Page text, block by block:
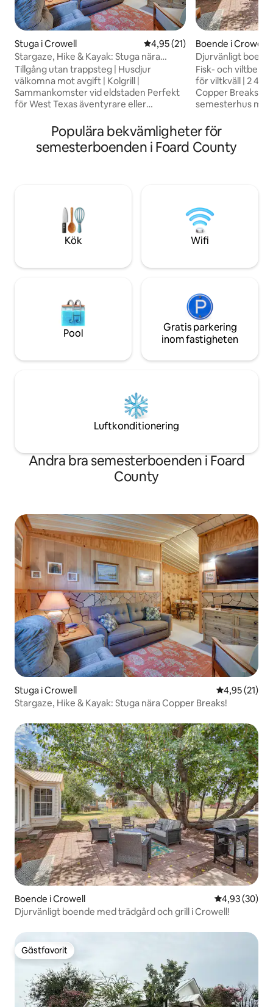
Stuga i Crowell 4,95 av 5 i genomsnittligt
4,95 (21)
Stargaze, Hike & Kayak: Stuga nära
Copper Breaks!
Tillgång utan trappsteg | Husdjur
välkomna mot avgift | Kolgrill |
Sammankomster vid eldstaden Perfekt
för West Texas äventyrare eller
genom, detta 2-bädds, 1-bad Crowell
semesterboende har allt du behöver! Ta
kajakerna till Copper Breaks State Park,
på grillen, streama en film eller titta på
stjärnorna i de tillbakalutade stolarna
Boende i Crowell
Djurvänligt
grill i Crowell!
Fisk- och
för viltkväll | 2
Copper Breaks State
semesterhus
staden Crowell,
härlig tillflyktsort
husdjur och
House" väntar –
unik blandning av
äventyr!
Populära bekvämligheter för
semesterboenden i Foard County
Kök Wifi
Pool
Gratis parkering
inom fastigheten
Luftkonditionering
Andra bra semesterboenden i Foard
County
Stuga i Crowell 4,95 av 5 i
4,95 (21)
Stargaze, Hike & Kayak: Stuga nära Copper Breaks!
Boende i Crowell 4,93 av 5 i
4,93 (30)
Djurvänligt boende med trädgård och grill i Crowell!
Gästfavorit
Gästfavorit